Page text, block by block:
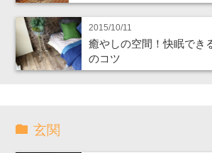
2015/10/11
癒やしの空間！快眠でき
のコツ
玄関